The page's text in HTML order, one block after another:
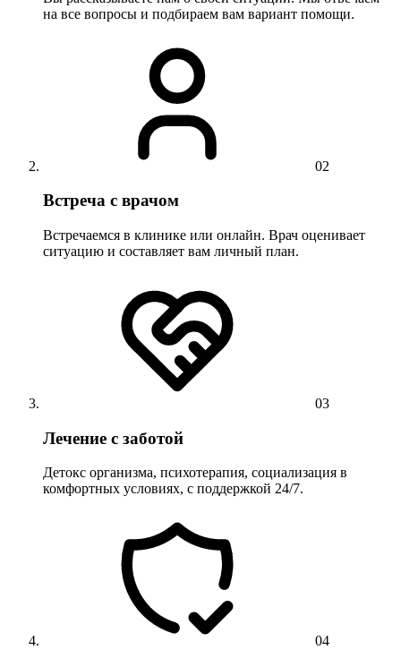
на все вопросы и подбираем вам вариант помощи.
02
Встреча с врачом
Встречаемся в клинике или онлайн. Врач оценивает
ситуацию и составляет вам личный план.
03
Лечение с заботой
Детокс организма, психотерапия, социализация в
комфортных условиях, с поддержкой 24/7.
04